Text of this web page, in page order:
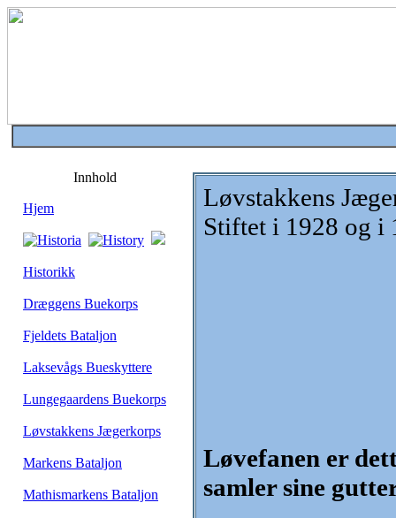
Innhold
Hjem
Historikk
Dræggens Buekorps
Fjeldets Bataljon
Laksevågs Bueskyttere
Lungegaardens Buekorps
Løvstakkens Jægerkorps
Markens Bataljon
Mathismarkens Bataljon
Løvstakkens
Stiftet i 1928 og i
Løvefanen er
samler sine